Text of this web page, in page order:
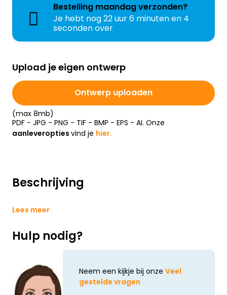
Beschrijving
Lees meer
Hulp nodig?
Neem een kijkje bij onze Veel
gestelde vragen
Bestelling maandagverzonden?
Je hebt nog22 uur 6 minuten en 3
seconden over
Upload je eigen ontwerp
Ontwerp uploaden
(max 8mb)
PDF - JPG - PNG - TIF - BMP - EPS - AI. Onze
aanleveropties vind je hier.